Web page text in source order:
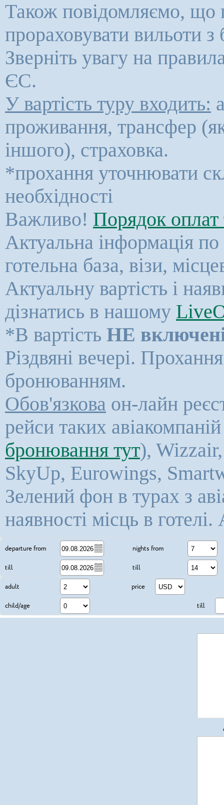
Також повідомляємо, що
прораховувати вильоти
Зверніть увагу на
ЄС.
У вартість туру входить:
проживання, трансфер
іншого), страховка.
*прохання уточнювати
необхідності
Важливо! Порядок оплат
Актуальна інформація по
готельна база, візи,
Актуальну вартість і
дізнатись в нашому
*В вартість НЕ
Різдвяні вечері.
бронюванням.
Обов'язкова он-лайн
рейси таких
бронювання тут),
SkyUp, Eurowings,
Зелений фон в турах з
наявності місць в готелі.
departure from nights from 7
till till 14
adult price
child/age till